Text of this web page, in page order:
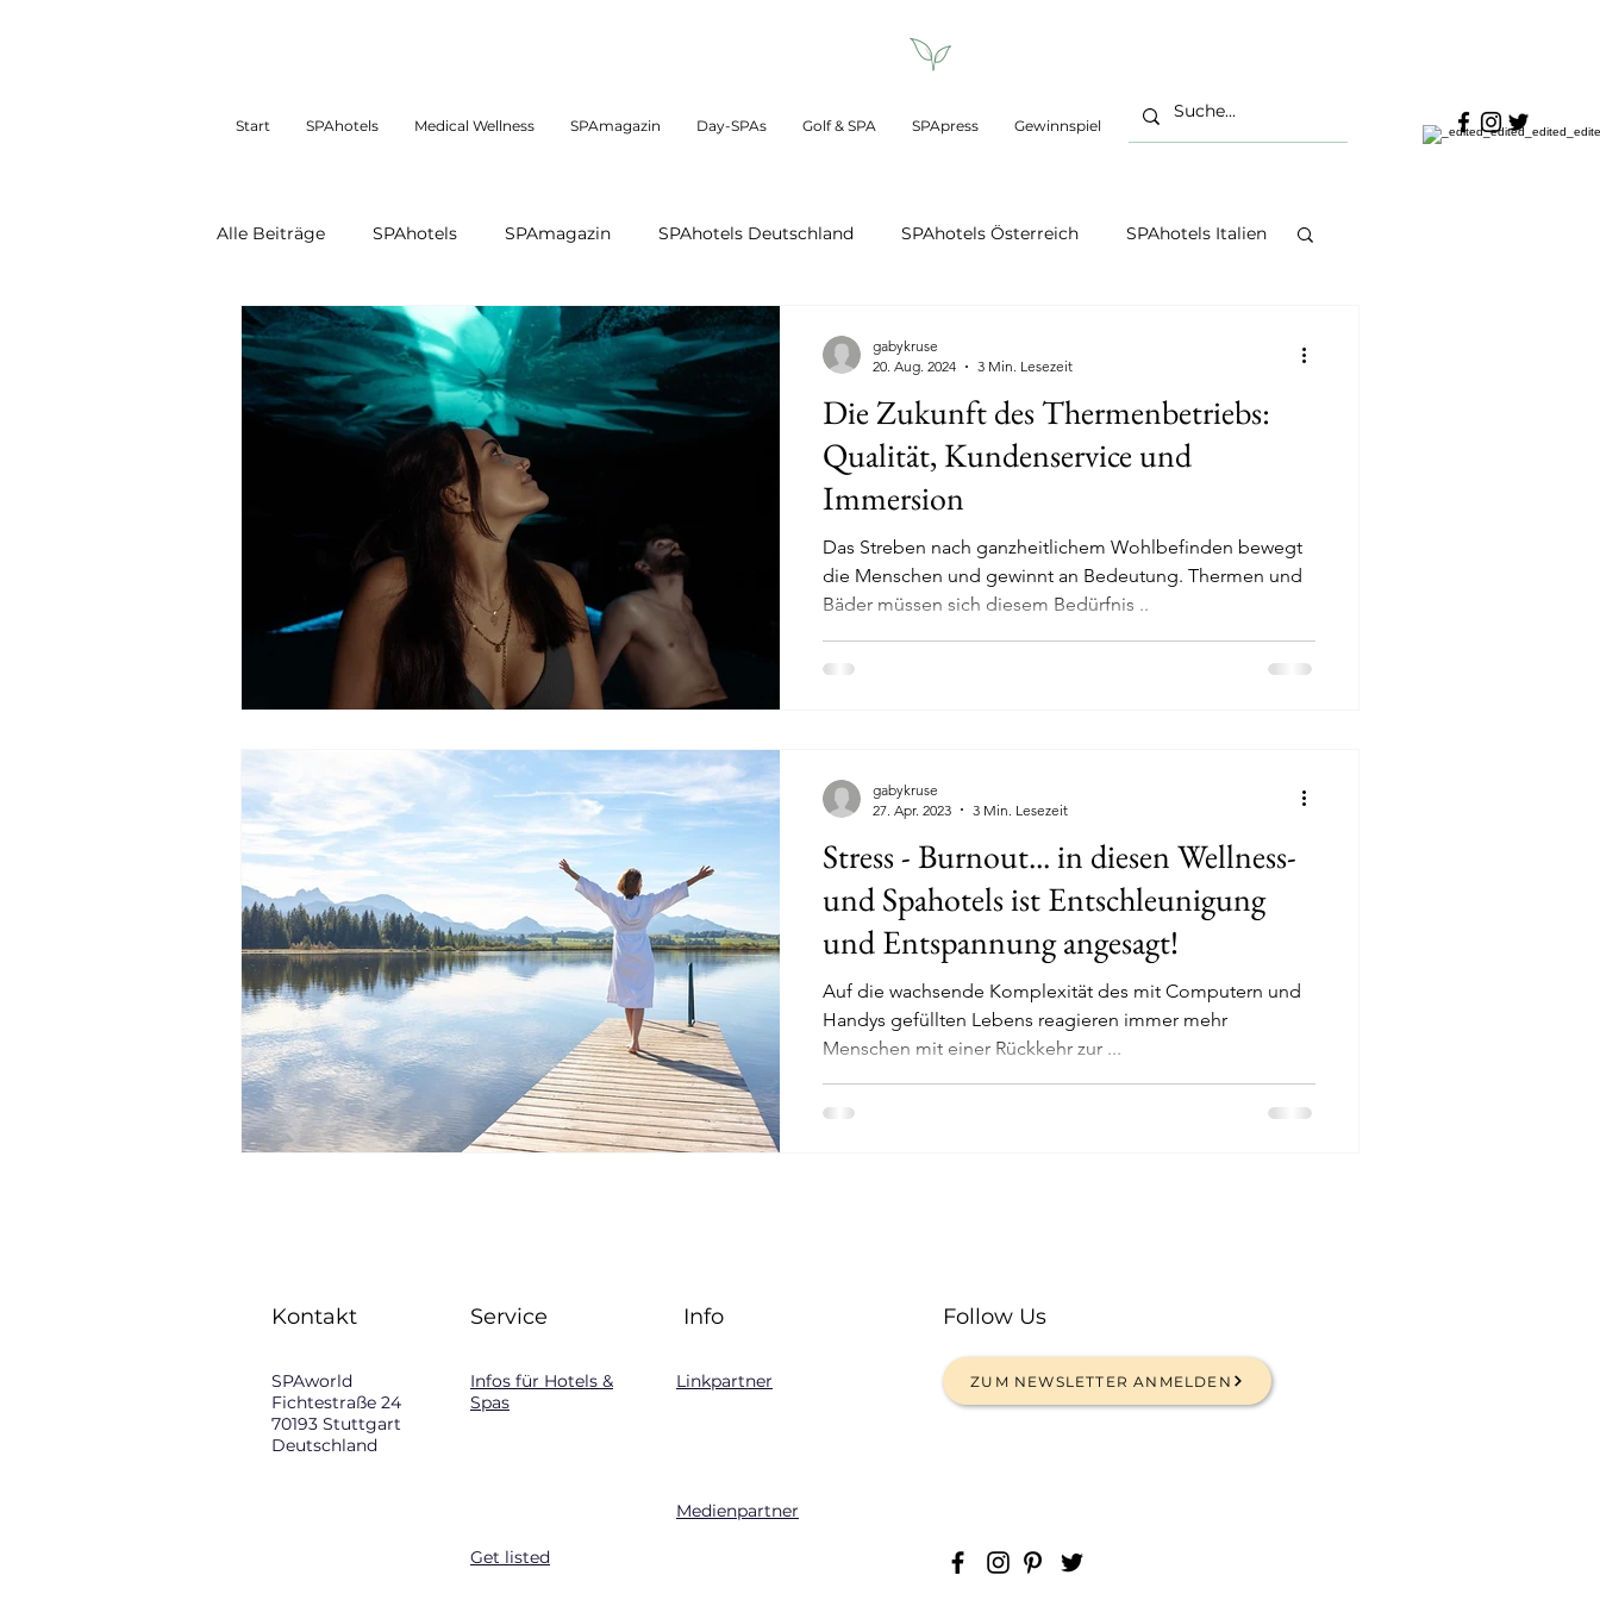
Start SPAhotels Medical Wellness SPAmagazin Day-SPAs Golf & SPA SPApress Gewinnspiel
Alle Beiträge SPAhotels SPAmagazin SPAhotels Deutschland SPAhotels Österreich SPAhotels Italien
SPAhotels restliches Europa SPAhotels weltweit SPAworld loves
SPAtravel SPApersonality SPAluxus DaySPAs DaySPAs Deutschland DaySPAs Europa
Medical Wellness
Medical Wellness Europa Medical Wellness weltweit Golf und SPA Golf und SPA Deutschland
Golf und SPA Österreich Golf und SPA Europa Golf und SPA weltweit
SPAnews Hairlust
Die Zukunft des Thermenbetriebs:
Qualität, Kundenservice und
Immersion
Das Streben nach ganzheitlichem Wohlbefinden bewegt
die Menschen und gewinnt an Bedeutung. Thermen und
Bäder müssen sich diesem Bedürfnis ..
gabykruse
20. Aug. 2024
3 Min. Lesezeit
Stress - Burnout... in diesen Wellness-
und Spahotels ist Entschleunigung
und Entspannung angesagt!
Auf die wachsende Komplexität des mit Computern und
Handys gefüllten Lebens reagieren immer mehr
Menschen mit einer Rückkehr zur ...
gabykruse
27. Apr. 2023
3 Min. Lesezeit
Kontakt
SPAworld
Fichtestraße 24
70193 Stuttgart
Deutschland
Service
Infos für Hotels &
Spas
Info
Linkpartner
Follow Us
ZUM NEWSLETTER ANMELDEN
Medienpartner
Get listed